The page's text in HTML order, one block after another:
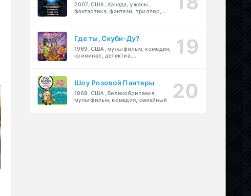
2007, США, Канада, ужасы,
фантастика, фэнтези, триллер,
Где ты, Скуби-Ду?
1969, США, мультфильм, комедия,
криминал, детектив,
Шоу Розовой Пантеры
1969, США, Великобритания,
мультфильм, комедия, семейный